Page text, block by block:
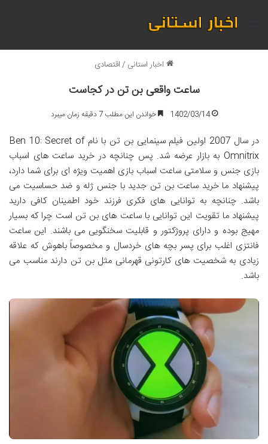
منو
اخبار استانی /اقتصادی
ساعت واقعی بن تن در کجاست
1402/03/14 خواندن این مطلب 7 دقیقه زمان میبرد
در سال 2007 اولین فیلم سینمایی بن تن با نام Ben 10: Secret of
Omnitrix به بازار عرضه شد. پس چنانچه در خرید ساعت های اسباب
بازی جنس و سلامتی ساعت اسباب بازی اهمیت ویژه ای برای شما دارد،
پیشنهاد ما خرید ساعت بن تن جدید با جنس ژله و ضد حساسیت می
باشد. چنانچه به توانایی های فکری فرزند خود اطمینان کافی دارید
پیشنهاد ما تقویت این توانایی با ساعت های بن تن است چرا که بسیار
مهیج بوده و دارای پروژکتور و قابلیت سخنگویی می باشند. این ساعت
فانتزی اغلب برای پسر بچه های خردسال و مخصوصاً باهوش که علاقه
زیادی به شخصیت های کارتونی قهرمانی مثل بن تن دارند مناسب می
باشد.